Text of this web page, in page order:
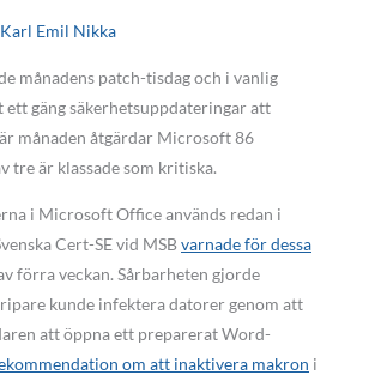
Karl Emil Nikka
månadens patch-tisdag och i vanlig
ett gäng säkerhetsuppdateringar att
månaden åtgärdar Microsoft 86
tre är klassade som kritiska.
i Microsoft Office används redan i
Cert-SE vid MSBvarnade för dessa
förra veckan. Sårbarheten gjorde
kunde infektera datorer genom att
att öppna ett preparerat Word-
om att inaktivera makron i